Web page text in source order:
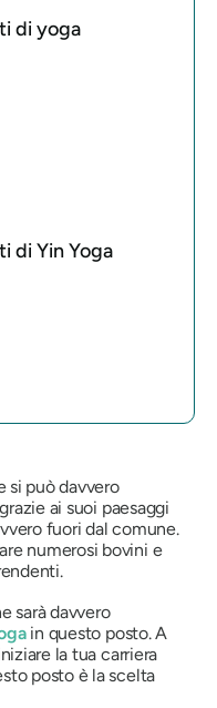
di yoga
di Yin Yoga
si può davvero
ai suoi paesaggi
fuori dal comune.
numerosi bovini e
sarà davvero
in questo posto. A
la tua carriera
posto è la scelta